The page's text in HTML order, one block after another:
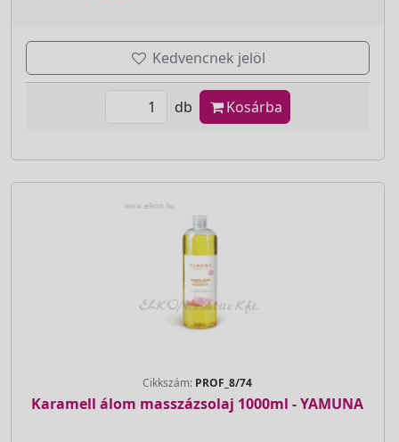
Kedvencnek jelöl
db Kosárba
Cikkszám: PROF_8/74
Karamell álom masszázsolaj 1000ml - YAMUNA